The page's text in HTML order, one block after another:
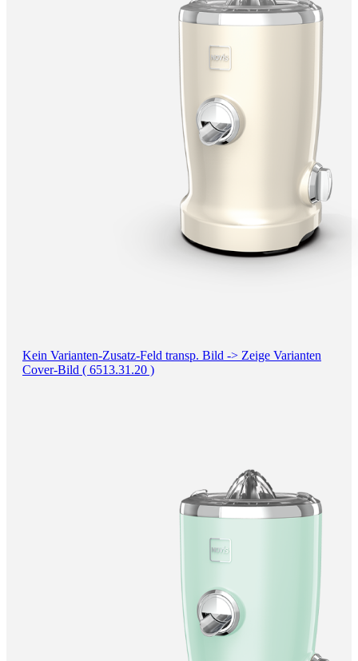
Kein Varianten-Zusatz-Feld transp. Bild -> Zeige Varianten
Cover-Bild ( 6513.31.20 )